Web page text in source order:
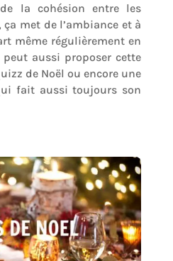
la cohésion entre les
ça met de l’ambiance et à
même régulièrement en
aussi proposer cette
de Noël ou encore une
fait aussi toujours son